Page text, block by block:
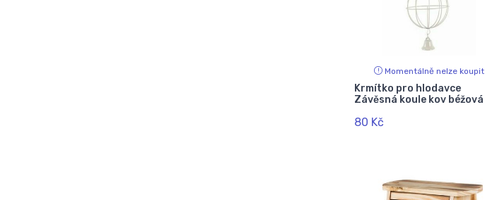
Momentálně nelze koupit
Krmítko pro hlodavce
Závěsná koule kov béžová
80 Kč